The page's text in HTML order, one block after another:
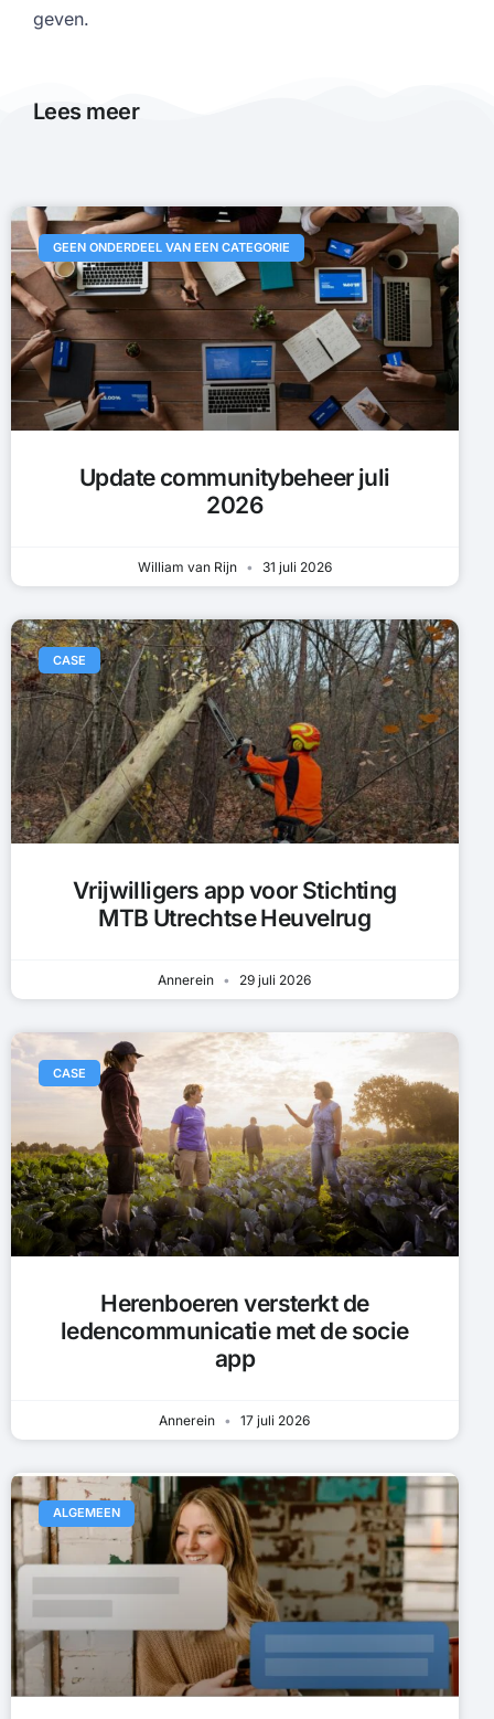
geven.
Lees meer
GEEN ONDERDEEL VAN EEN CATEGORIE
Update communitybeheer juli
2026
William van Rijn 31 juli 2026
CASE
Vrijwilligers app voor Stichting
MTB Utrechtse Heuvelrug
Annerein 29 juli 2026
CASE
Herenboeren versterkt de
ledencommunicatie met de socie
app
Annerein 17 juli 2026
ALGEMEEN